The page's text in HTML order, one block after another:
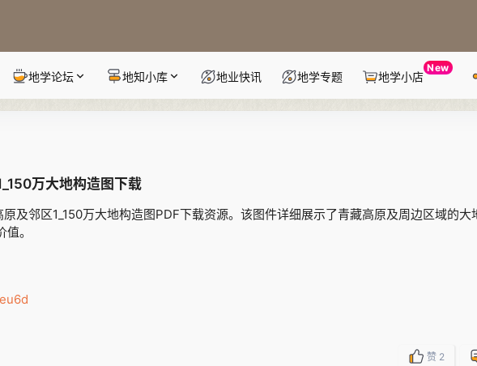
地学论坛 地知小库 地业快讯 地学专题 地学小店
New
万大地构造图下载
及邻区1_150万大地构造图PDF下载资源。该图件详细展示了青藏高原及周边区域的大
。
赞 2